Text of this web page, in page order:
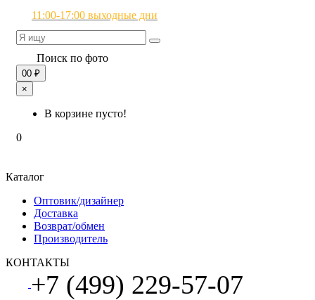
11:00-17:00 выходные дни
Поиск по фото
00 ₽
×
В корзине пусто!
0
Каталог
Оптовик/дизайнер
Доставка
Возврат/обмен
Производитель
КОНТАКТЫ
+7 (499) 229-57-07